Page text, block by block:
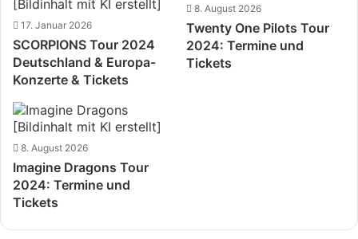
17. Januar 2026
SCORPIONS Tour 2024
Deutschland & Europa-
Konzerte & Tickets
8. August 2026
Twenty One Pilots Tour
2024: Termine und
Tickets
8. August 2026
Imagine Dragons Tour
2024: Termine und
Tickets